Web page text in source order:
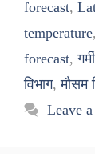
forecast,
temperature,
forecast,गर्मी
विभाग,मौसम
Leave